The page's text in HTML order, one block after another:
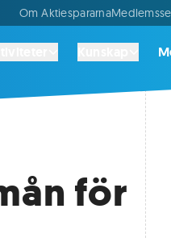
Om Aktiespararna
för